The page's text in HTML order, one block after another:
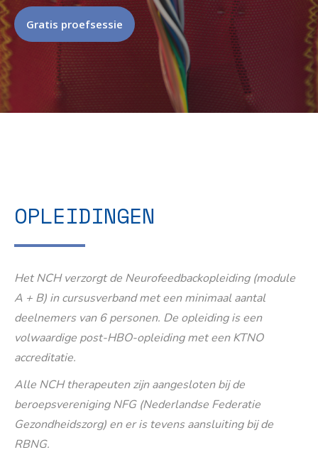
Gratis proefsessie
OPLEIDINGEN
Het NCH verzorgt de Neurofeedbackopleiding (module
A + B) in cursusverband met een minimaal aantal
deelnemers van 6 personen. De opleiding is een
volwaardige post-HBO-opleiding met een KTNO
accreditatie.
Alle NCH therapeuten zijn aangesloten bij de
beroepsvereniging NFG (Nederlandse Federatie
Gezondheidszorg) en er is tevens aansluiting bij de
RBNG.